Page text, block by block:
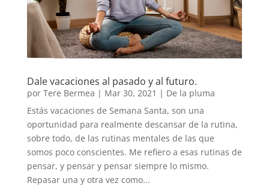
Dale vacaciones al pasado y al futuro.
por Tere Bermea | Mar 30, 2021 | De la pluma
Estás vacaciones de Semana Santa, son una
oportunidad para realmente descansar de la rutina,
sobre todo, de las rutinas mentales de las que
somos poco conscientes. Me refiero a esas rutinas de
pensar, y pensar y pensar siempre lo mismo.
Repasar una y otra vez como...